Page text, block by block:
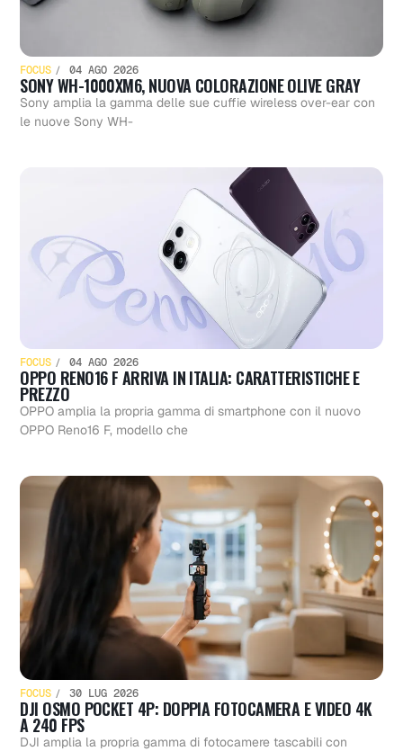
FOCUS 04 AGO 2026
SONY WH-1000XM6, NUOVA COLORAZIONE OLIVE GRAY
Sony amplia la gamma delle sue cuffie wireless over-ear con
le nuove Sony WH-
FOCUS 04 AGO 2026
OPPO RENO16 F ARRIVA IN ITALIA: CARATTERISTICHE E
PREZZO
OPPO amplia la propria gamma di smartphone con il nuovo
OPPO Reno16 F, modello che
FOCUS 30 LUG 2026
DJI OSMO POCKET 4P: DOPPIA FOTOCAMERA E VIDEO 4K
A 240 FPS
DJI amplia la propria gamma di fotocamere tascabili con